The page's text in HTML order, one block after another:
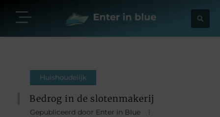
Huishoudelijk
Bedrog in de slotenmakerij
Gepubliceerd door Enter in Blue